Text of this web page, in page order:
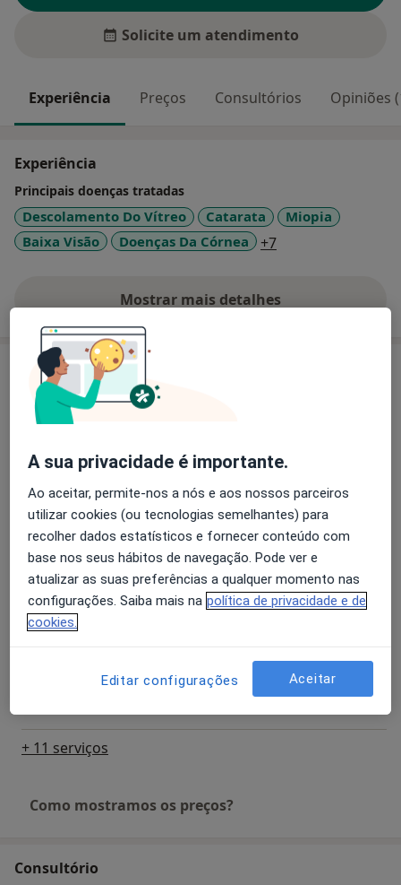
Solicite um atendimento
Experiência Preços Consultórios Opiniões
Experiência
Principais doenças tratadas
Descolamento Do Vítreo Catarata
Miopia
Baixa Visão
Doenças Da Córnea +7
Mostrar mais detalhes
sobre a experiência
Serviços e preços
Biopsia Da Conjuntiva
Detalhes
Capsulectomia Do Cristalino
Detalhes
Cirurgia de Catarata
Detalhes
Cirurgia de Estrabismo
Detalhes
Cirurgia Do Pterigio
+ 11 serviços
Como mostramos os preços?
Consultório
A sua privacidade é importante.
Ao aceitar, permite-nos a nós e aos nossos parceiros
utilizar cookies (ou tecnologias semelhantes) para
recolher dados estatísticos e fornecer conteúdo com
base nos seus hábitos de navegação. Pode ver e
atualizar as suas preferências a qualquer momento nas
configurações. Saiba mais na política de privacidade e de
cookies.
Editar configurações Aceitar